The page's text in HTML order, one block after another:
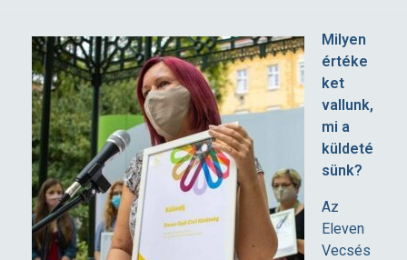
A
l
a
p
e
Milyen
értéke
ket
vallunk,
mi a
küldeté
sünk?
Az
Eleven
Vecsés